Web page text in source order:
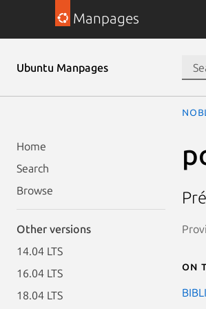
Manpages
Ubuntu Manpages
Home
Search
Browse
Other versions
14.04 LTS
16.04 LTS
18.04 LTS
On